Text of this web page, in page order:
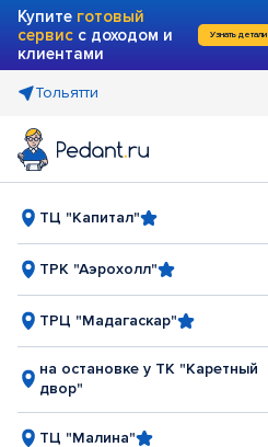
Купите готовый
сервис с доходом и
клиентами
Узнать детали
Тольятти
ТЦ "Капитал"
ТРК "Аэрохолл"
ТРЦ "Мадагаскар"
на остановке у ТК "Каретный
двор"
ТЦ "Малина"